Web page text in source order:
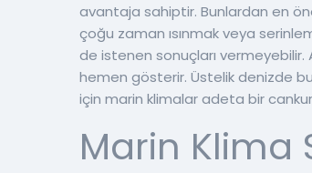
avantaja sahiptir. Bunlardan en
çoğu zaman ısınmak veya
de istenen sonuçları vermeyebilir.
hemen gösterir. Üstelik denizde
için marin klimalar adeta bir
Marin Klima